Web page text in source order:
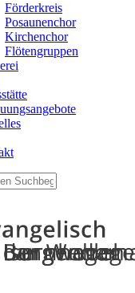
Förderkreis
Posaunenchor
Kirchenchor
Flötengruppen